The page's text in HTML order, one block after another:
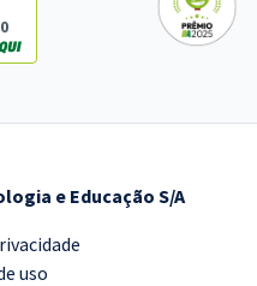
e Educação S/A
uso